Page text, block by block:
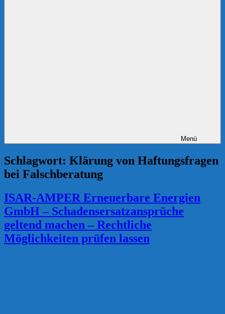
Menü
Schlagwort: Klärung von Haftungsfragen
bei Falschberatung
ISAR-AMPER Erneuerbare Energien
GmbH – Schadensersatzansprüche
geltend machen – Rechtliche
Möglichkeiten prüfen lassen